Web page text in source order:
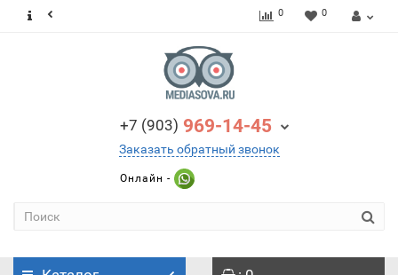
0 0
+7 (903) 969-14-45
Заказать обратный звонок
Онлайн -